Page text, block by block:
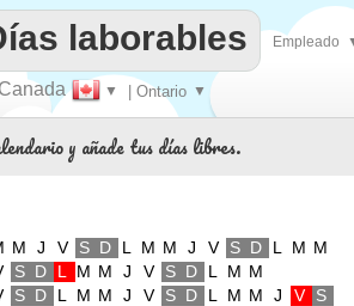
▼ | Ontario ▼
laborables Empleado
y añade tus días libres.
M J V S D L M M J V S D L M M
S D L M M J V S D L M M
S D L M M J V S D L M M J V
S